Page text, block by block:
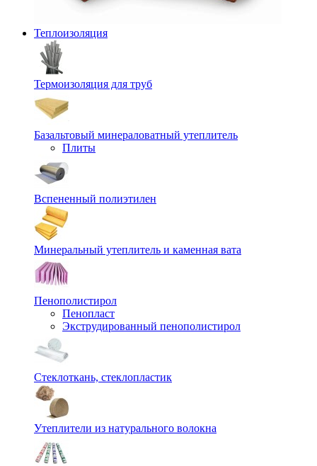
Теплоизоляция
Термоизоляция для труб
Базальтовый минераловатный утеплитель
Плиты
Вспененный полиэтилен
Минеральный утеплитель и каменная вата
Пенополистирол
Пенопласт
Экструдированный пенополистирол
Стеклоткань, стеклопластик
Утеплители из натурального волокна